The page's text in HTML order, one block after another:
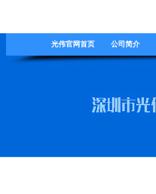
光伟官网首页 公司简介